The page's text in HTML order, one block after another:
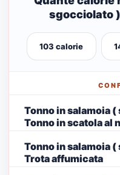
sgocciolato
103 calorie
Tonno in salamoia
Tonno in scatola al
Tonno in salamoia
Trota affumicata